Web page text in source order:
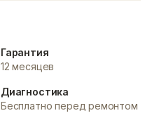
Гарантия
12 месяцев
Диагностика
Бесплатно перед ремонтом